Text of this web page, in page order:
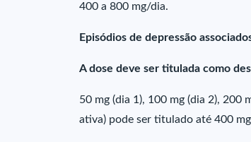
400 a 800 mg/dia.
Episódios de depressão
A dose deve ser titulada como
50 mg (dia 1), 100 mg (dia 2), 200
ativa) pode ser titulado até 400